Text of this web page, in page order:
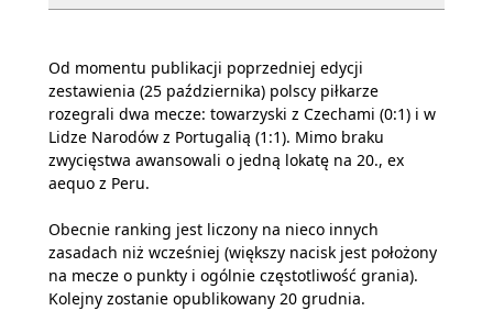
Od momentu publikacji poprzedniej edycji
zestawienia (25 października) polscy piłkarze
rozegrali dwa mecze: towarzyski z Czechami (0:1) i w
Lidze Narodów z Portugalią (1:1). Mimo braku
zwycięstwa awansowali o jedną lokatę na 20., ex
aequo z Peru.
Obecnie ranking jest liczony na nieco innych
zasadach niż wcześniej (większy nacisk jest położony
na mecze o punkty i ogólnie częstotliwość grania).
Kolejny zostanie opublikowany 20 grudnia.